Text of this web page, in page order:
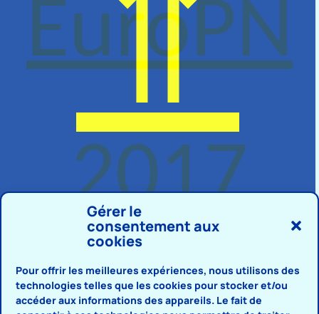
Gérer le
consentement aux
cookies
Pour offrir les meilleures expériences, nous utilisons des
technologies telles que les cookies pour stocker et/ou
accéder aux informations des appareils. Le fait de
EuroPN
2017
⇑